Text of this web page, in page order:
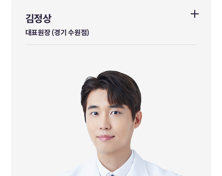
김정상
대표원장 (경기 수원점)
김정상
대표원장 (경기 수원점)
가천대학교 한의학과 졸업
경희대학교 한의학과 석사
前 다이트한의원 본점 수석원장
대한한의사협회 브랜드위원회 위원
서울시한의사회 홍보이사
강남구한의사회 홍보이사